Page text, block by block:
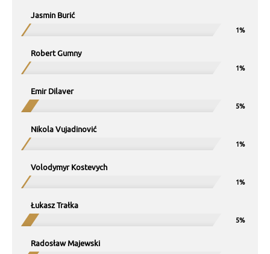
Jasmin Burić
Robert Gumny
Emir Dilaver
Nikola Vujadinović
Volodymyr Kostevych
Łukasz Trałka
Radosław Majewski